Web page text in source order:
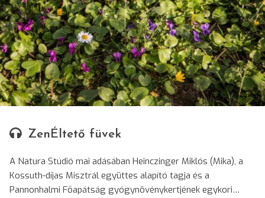
© Molnár Ferenc/SRR
ZenÉltető füvek
A Natura Stúdió mai adásában Heinczinger Miklós (Mika), a
Kossuth-díjas Misztrál együttes alapító tagja és a
Pannonhalmi Főapátság gyógynövénykertjének egykori…